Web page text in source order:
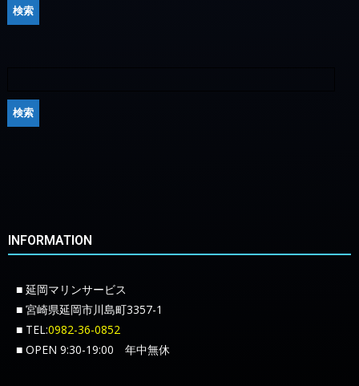
INFORMATION
■ 延岡マリンサービス
■ 宮崎県延岡市川島町3357-1
■ TEL:0982-36-0852
■ OPEN 9:30-19:00 年中無休